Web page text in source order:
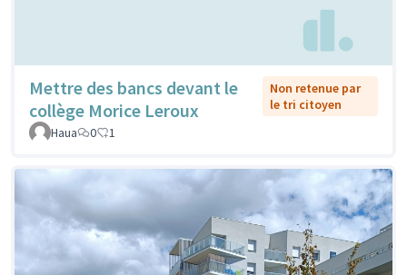
Mettre des bancs devant le
collège Morice Leroux
Non retenue par
le tri citoyen
Haua
0 1